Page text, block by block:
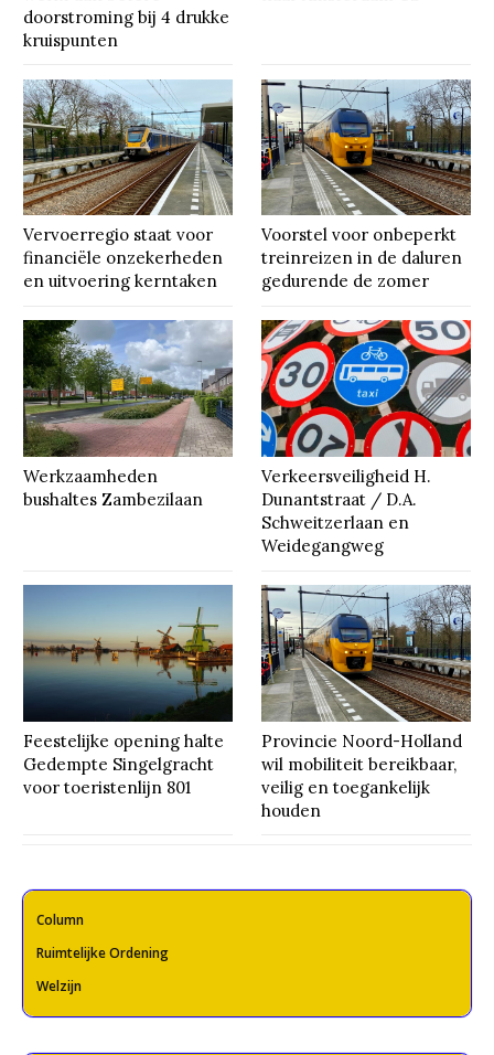
doorstroming bij 4 drukke
kruispunten
Vervoerregio staat voor
financiële onzekerheden
en uitvoering kerntaken
Voorstel voor onbeperkt
treinreizen in de daluren
gedurende de zomer
Werkzaamheden
bushaltes Zambezilaan
Verkeersveiligheid H.
Dunantstraat / D.A.
Schweitzerlaan en
Weidegangweg
Feestelijke opening halte
Gedempte Singelgracht
voor toeristenlijn 801
Provincie Noord-Holland
wil mobiliteit bereikbaar,
veilig en toegankelijk
houden
Column
Ruimtelijke Ordening
Welzijn